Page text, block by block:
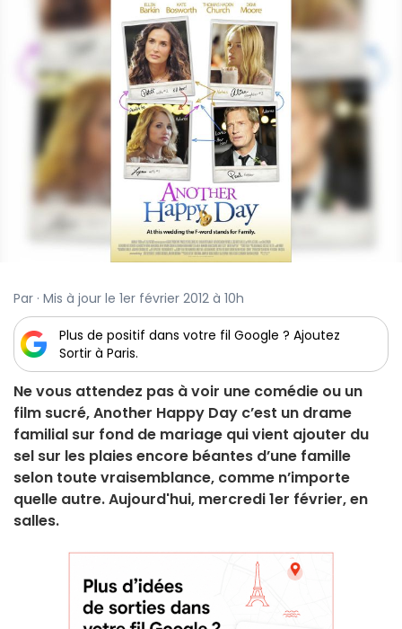
Par · Mis à jour le 1er février 2012 à 10h
Plus de positif dans votre fil Google ? Ajoutez
Sortir à Paris.
Ne vous attendez pas à voir une comédie ou un
film sucré, Another Happy Day c’est un drame
familial sur fond de mariage qui vient ajouter du
sel sur les plaies encore béantes d’une famille
selon toute vraisemblance, comme n’importe
quelle autre. Aujourd'hui, mercredi 1er février, en
salles.